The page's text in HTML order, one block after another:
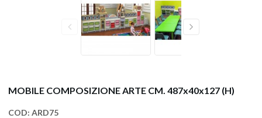
MOBILE COMPOSIZIONE ARTE CM. 487x40x127 (H)
COD: ARD75